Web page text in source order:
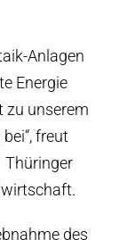
Anlagen
Energie
zu unserem
freut
Thüringer
des